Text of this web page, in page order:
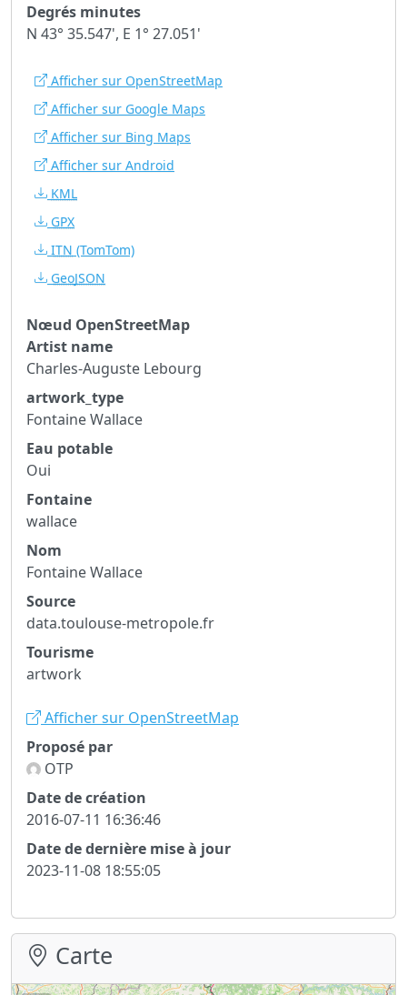
Degrés minutes
N 43° 35.547', E 1° 27.051'
Afficher sur OpenStreetMap
Afficher sur Google Maps
Afficher sur Bing Maps
Afficher sur Android
KML
GPX
ITN (TomTom)
GeoJSON
Nœud OpenStreetMap
Artist name
Charles-Auguste Lebourg
artwork_type
Fontaine Wallace
Eau potable
Oui
Fontaine
wallace
Nom
Fontaine Wallace
Source
data.toulouse-metropole.fr
Tourisme
artwork
Afficher sur OpenStreetMap
Proposé par
OTP
Date de création
2016-07-11 16:36:46
Date de dernière mise à jour
2023-11-08 18:55:05
Carte